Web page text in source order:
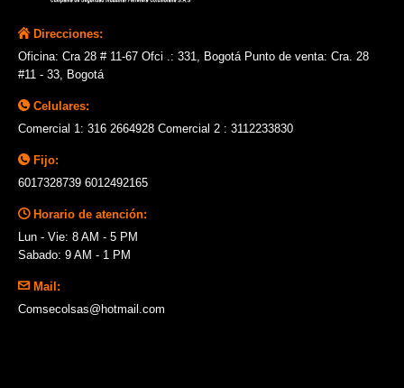
Direcciones:
Oficina: Cra 28 # 11-67 Ofci .: 331, Bogotá Punto de venta: Cra. 28
#11 - 33, Bogotá
Celulares:
Comercial 1: 316 2664928 Comercial 2 : 3112233830
Fijo:
6017328739 6012492165
Horario de atención:
Lun - Vie: 8 AM - 5 PM
Sabado: 9 AM - 1 PM
Mail:
Comsecolsas@hotmail.com